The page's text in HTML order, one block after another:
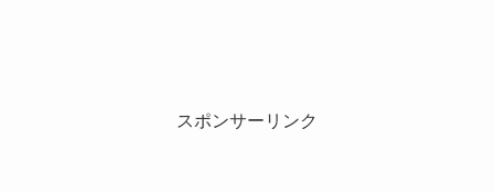
スポンサーリンク